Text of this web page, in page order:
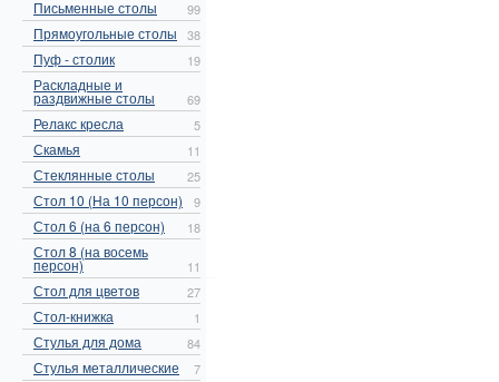
Письменные столы 99
Прямоугольные столы 38
Пуф - столик 19
Раскладные и
раздвижные столы 69
Релакс кресла 5
Скамья 11
Стеклянные столы 25
Стол 10 (На 10 персон) 9
Стол 6 (на 6 персон) 18
Стол 8 (на восемь
персон) 11
Стол для цветов 27
Стол-книжка 1
Стулья для дома 84
Стулья металлические 7